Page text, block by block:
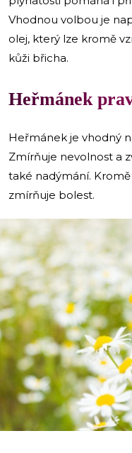
Vhodnou volbou je
olej, který lze kromě
kůži břicha.
Heřmánek
Heřmánek je vhodný
Zmírňuje nevolnost a
také nadýmání.
zmírňuje bolest.